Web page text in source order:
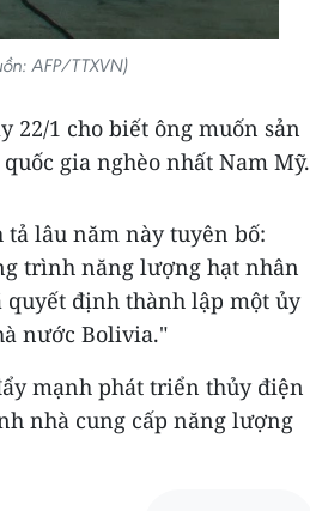
AFP/TTXVN)
22/1 cho biết ông muốn sản
gia nghèo nhất Nam Mỹ.
tả lâu năm này tuyên bố:
trình năng lượng hạt nhân
quyết định thành lập một ủy
nước Bolivia."
mạnh phát triển thủy điện
nhà cung cấp năng lượng